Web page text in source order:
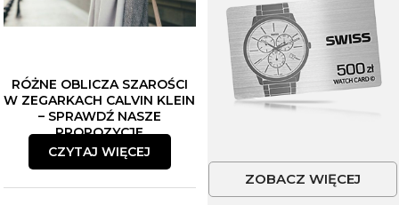
RÓŻNE OBLICZA SZAROŚCI
W ZEGARKACH CALVIN KLEIN
– SPRAWDŹ NASZE
PROPOZYCJE
CZYTAJ WIĘCEJ
ZOBACZ WIĘCEJ